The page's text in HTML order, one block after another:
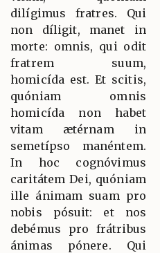
dilígimus fratres. Qui
non díligit, manet in
morte: omnis, qui odit
fratrem suum,
homicída est. Et scitis,
quóniam omnis
homicída non habet
vitam ætérnam in
semetípso manéntem.
In hoc cognóvimus
caritátem Dei, quóniam
ille ánimam suam pro
nobis pósuit: et nos
debémus pro frátribus
ánimas pónere. Qui